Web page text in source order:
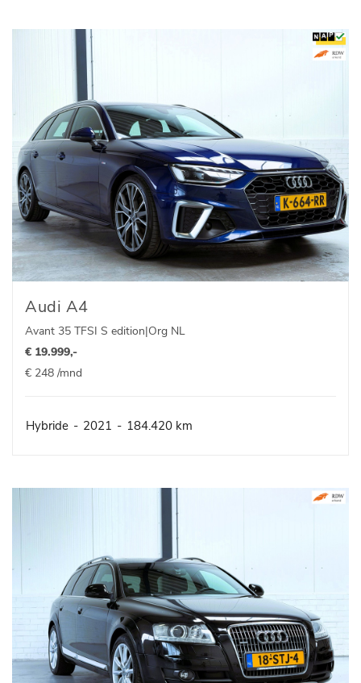
Audi A4
Avant 35 TFSI S edition|Org NL
€ 19.999,-
€ 248 /mnd
Hybride - 2021 - 184.420 km